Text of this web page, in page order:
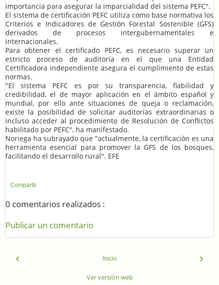
importancia para asegurar la imparcialidad del sistema PEFC".
El sistema de certificación PEFC utiliza como base normativa los
Criterios e Indicadores de Gestión Forestal Sostenible (GFS)
derivados de procesos intergubernamentales e
internacionales.
Para obtener el certificado PEFC, es necesario superar un
estricto proceso de auditoría en el que una Entidad
Certificadora independiente asegura el cumplimiento de estas
normas.
"El sistema PEFC es por su transparencia, fiabilidad y
credibilidad, el de mayor aplicación en el ámbito español y
mundial, por ello ante situaciones de queja o reclamación,
existe la posibilidad de solicitar auditorías extraordinarias o
incluso acceder al procedimiento de Resolución de Conflictos
habilitado por PEFC", ha manifestado.
Noriega ha subrayado que "actualmente, la certificación es una
herramienta esencial para promover la GFS de los bosques,
facilitando el desarrollo rural". EFE
Compartir
0 comentarios realizados :
Publicar un comentario
‹ ›
Inicio
Ver versión web